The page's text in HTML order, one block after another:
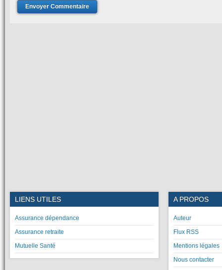
LIENS UTILES
Assurance dépendance
Assurance retraite
Mutuelle Santé
A PROPOS
Auteur
Flux RSS
Mentions légales
Nous contacter